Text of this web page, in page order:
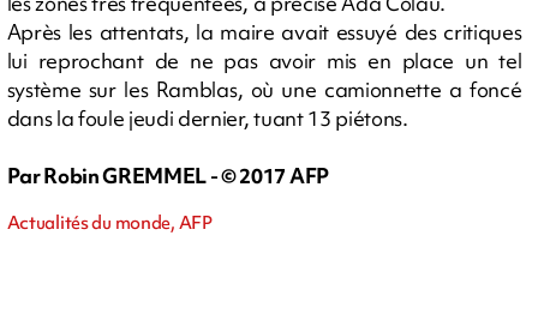
Après les attentats, la maire avait essuyé des critiques
lui reprochant de ne pas avoir mis en place un tel
système sur les Ramblas, où une camionnette a foncé
dans la foule jeudi dernier, tuant 13 piétons.
Par Robin GREMMEL - © 2017 AFP
Actualités du monde, AFP